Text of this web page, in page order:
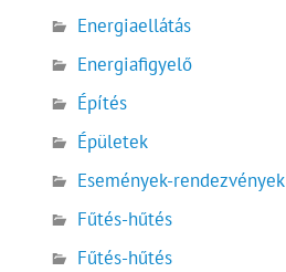
Energiaellátás
Energiafigyelő
Építés
Épületek
Események-rendezvények
Fűtés-hűtés
Fűtés-hűtés